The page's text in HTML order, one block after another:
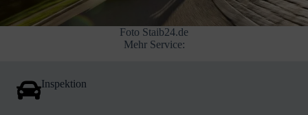
Foto Staib24.de
Mehr Service:
Inspektion